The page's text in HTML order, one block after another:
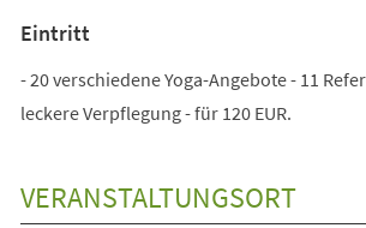
Eintritt
- 20 verschiedene Yoga-Angebote - 11
leckere Verpflegung - für 120 EUR.
VERANSTALTUNGSORT